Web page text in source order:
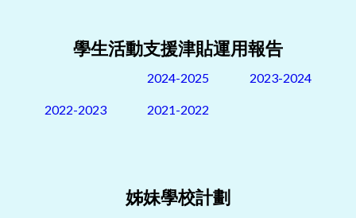
學生活動支援津貼運用報告
2024-2025 2023-2024
2022-2023 2021-2022
姊妹學校計劃